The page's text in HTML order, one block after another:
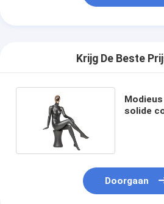
Krijg De Beste
solide
Doorgaan